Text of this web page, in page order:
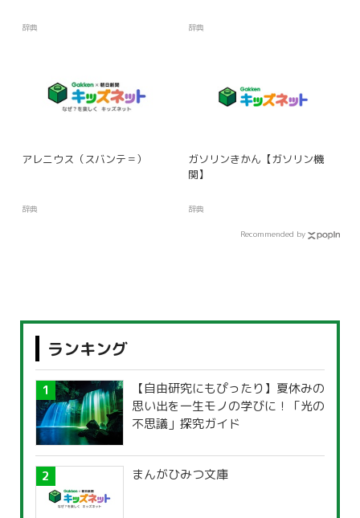
辞典 辞典
アレニウス（スバンテ＝）
辞典
ガソリンきかん【ガソリン機
関】
辞典
Recommended by
ランキング
【自由研究にもぴったり】夏休みの
思い出を一生モノの学びに！「光の
不思議」探究ガイド
まんがひみつ文庫